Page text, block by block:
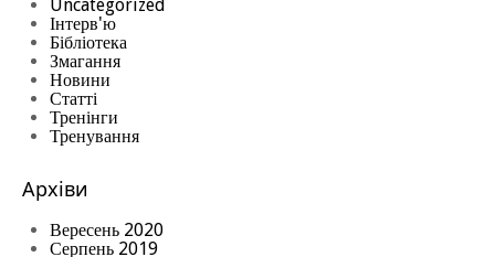
Uncategorized
Інтерв'ю
Бібліотека
Змагання
Новини
Статті
Тренінги
Тренування
Архіви
Вересень 2020
Серпень 2019